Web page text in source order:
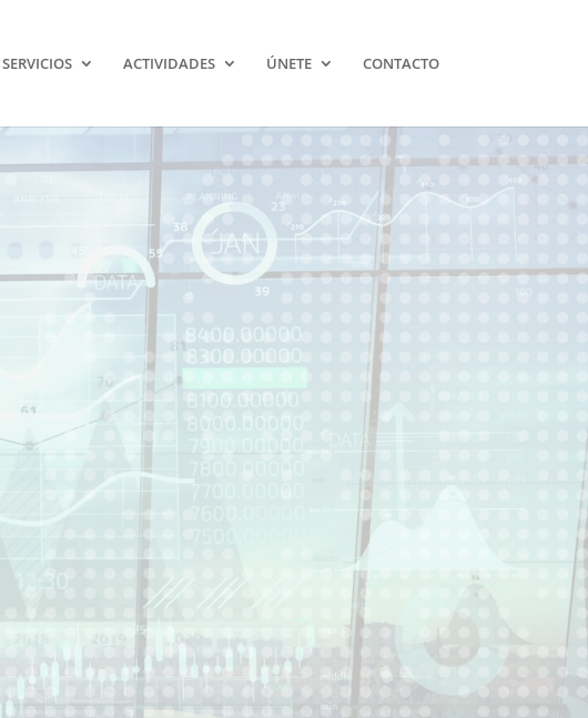
SERVICIOS ACTIVIDADES ÚNETE CONTACTO